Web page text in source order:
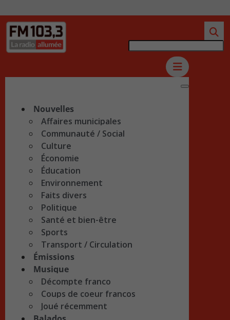
Nouvelles
Affaires municipales
Communauté / Social
Culture
Économie
Éducation
Environnement
Faits divers
Politique
Santé et bien-être
Sports
Transport / Circulation
Émissions
Musique
Décompte franco
Coups de coeur francos
Joué récemment